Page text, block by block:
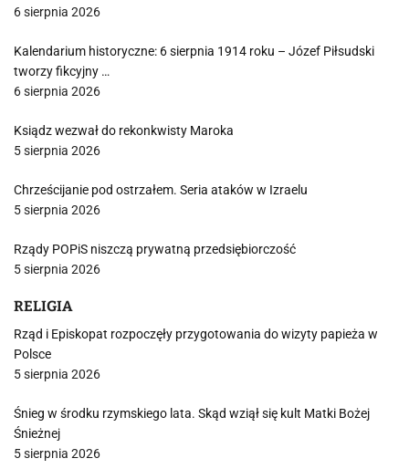
6 sierpnia 2026
Kalendarium historyczne: 6 sierpnia 1914 roku – Józef Piłsudski
tworzy fikcyjny …
6 sierpnia 2026
Ksiądz wezwał do rekonkwisty Maroka
5 sierpnia 2026
Chrześcijanie pod ostrzałem. Seria ataków w Izraelu
5 sierpnia 2026
Rządy POPiS niszczą prywatną przedsiębiorczość
5 sierpnia 2026
RELIGIA
Rząd i Episkopat rozpoczęły przygotowania do wizyty papieża w
Polsce
5 sierpnia 2026
Śnieg w środku rzymskiego lata. Skąd wziął się kult Matki Bożej
Śnieżnej
5 sierpnia 2026